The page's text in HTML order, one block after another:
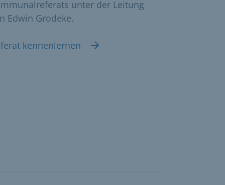
unter der Leitung
Edwin Grodeke.
kennenlernen